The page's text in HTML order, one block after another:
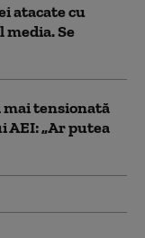
atacate cu
media. Se
mai tensionată
„Ar putea